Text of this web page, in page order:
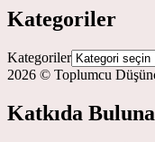
Kategoriler
Kategoriler
2026 © Toplumcu
Katkıda